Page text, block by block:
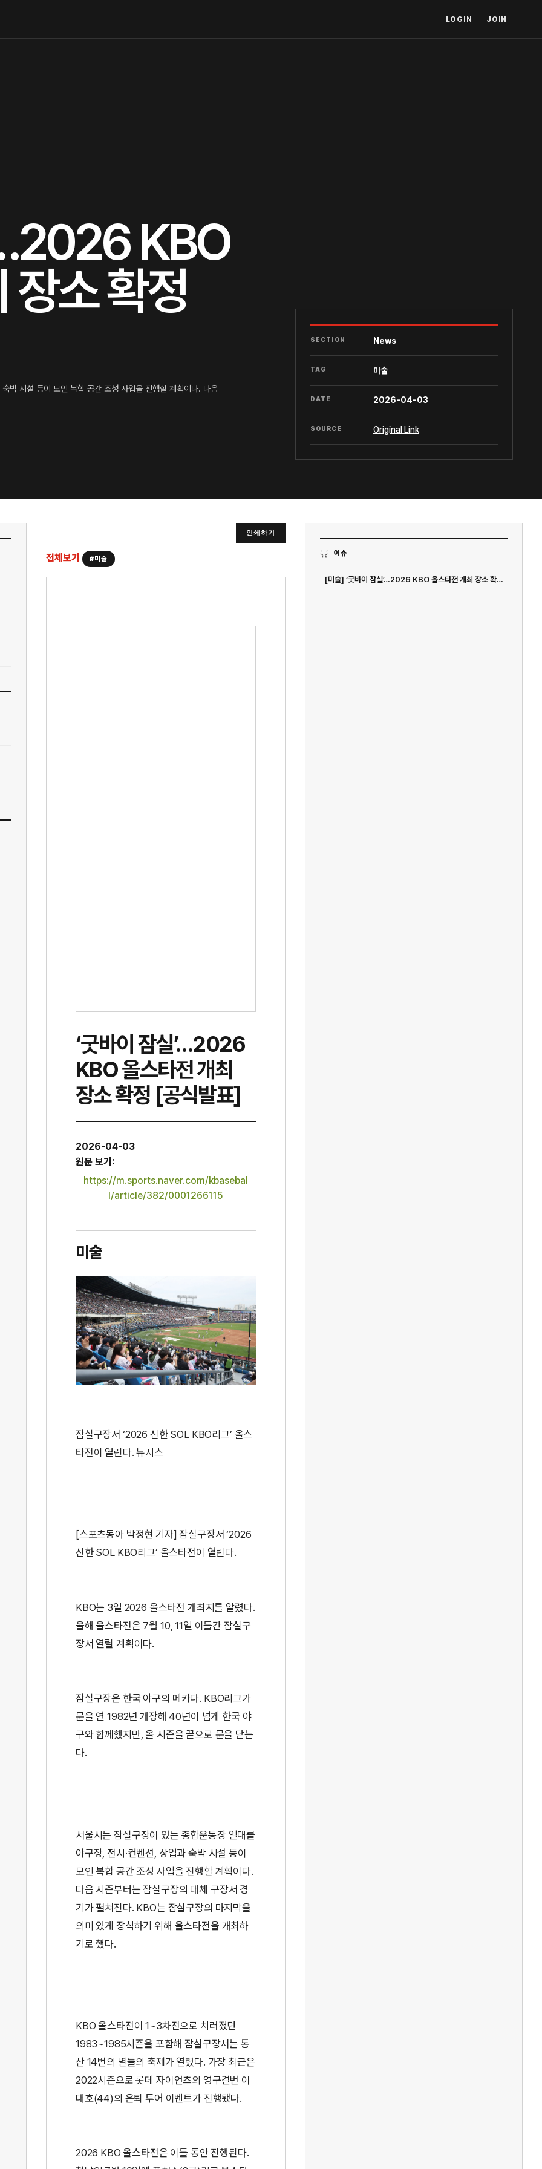
LOGIN JOIN
KBO
장소 확정
박 시설 등이 모인 복합 공간 조성 사업을 진행할 계획이다. 다음
SECTION News
TAG 미술
DATE 2026-04-03
SOURCE Original Link
인쇄하기
전체보기 #미술
‘굿바이 잠실’…2026
KBO 올스타전 개최
장소 확정 [공식발표]
2026-04-03
원문 보기:
https://m.sports.naver.com/kbasebal
l/article/382/0001266115
미술
잠실구장서 ‘2026 신한 SOL KBO리그’ 올스
타전이 열린다. 뉴시스
[스포츠동아 박정현 기자] 잠실구장서 ‘2026
신한 SOL KBO리그’ 올스타전이 열린다.
KBO는 3일 2026 올스타전 개최지를 알렸다.
올해 올스타전은 7월 10, 11일 이틀간 잠실구
장서 열릴 계획이다.
잠실구장은 한국 야구의 메카다. KBO리그가
문을 연 1982년 개장해 40년이 넘게 한국 야
구와 함께했지만, 올 시즌을 끝으로 문을 닫는
다.
서울시는 잠실구장이 있는 종합운동장 일대를
야구장, 전시·컨벤션, 상업과 숙박 시설 등이
모인 복합 공간 조성 사업을 진행할 계획이다.
다음 시즌부터는 잠실구장의 대체 구장서 경
기가 펼쳐진다. KBO는 잠실구장의 마지막을
의미 있게 장식하기 위해 올스타전을 개최하
기로 했다.
KBO 올스타전이 1~3차전으로 치러졌던
1983~1985시즌을 포함해 잠실구장서는 통
산 14번의 별들의 축제가 열렸다. 가장 최근은
2022시즌으로 롯데 자이언츠의 영구결번 이
대호(44)의 은퇴 투어 이벤트가 진행됐다.
2026 KBO 올스타전은 이틀 동안 진행된다.
이슈
[미술] ‘굿바이 잠실’…2026 KBO 올스타전 개최 장소 확정 [공식발표]